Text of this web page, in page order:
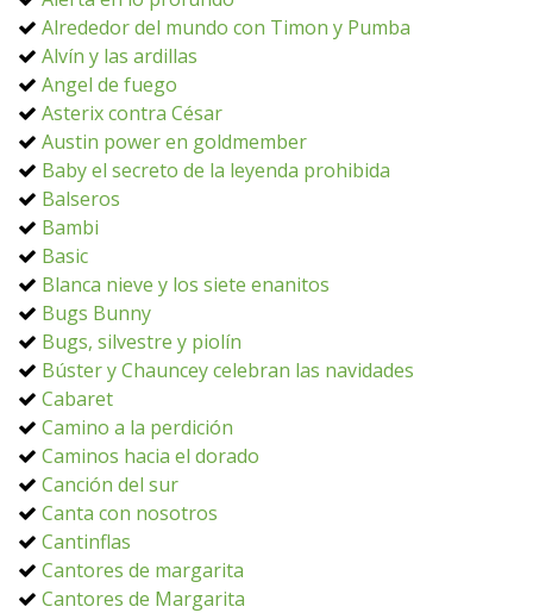
Alrededor del mundo con Timon y Pumba
Alvín y las ardillas
Angel de fuego
Asterix contra César
Austin power en goldmember
Baby el secreto de la leyenda prohibida
Balseros
Bambi
Basic
Blanca nieve y los siete enanitos
Bugs Bunny
Bugs, silvestre y piolín
Búster y Chauncey celebran las navidades
Cabaret
Camino a la perdición
Caminos hacia el dorado
Canción del sur
Canta con nosotros
Cantinflas
Cantores de margarita
Cantores de Margarita